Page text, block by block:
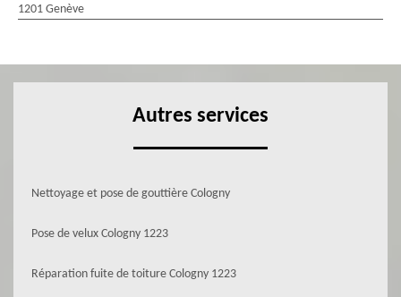
1201 Genève
Autres services
Nettoyage et pose de gouttière Cologny
Pose de velux Cologny 1223
Réparation fuite de toiture Cologny 1223